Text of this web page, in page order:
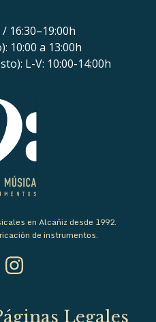
16:30–19:00h
10:00 a 13:00h
L-V: 10:00-14:00h
en Alcañiz desde 1992.
de instrumentos.
Legales